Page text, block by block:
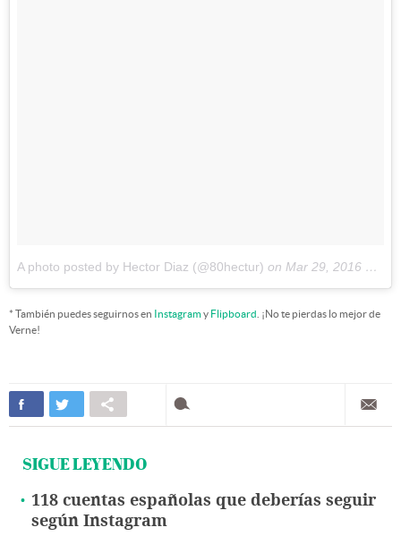
A photo posted by Hector Diaz (@80hectur) on Mar 29, 2016 at 12:44pm PDT
* También puedes seguirnos en Instagramy Flipboard . ¡No te pierdas lo mejor de
Verne!
SIGUE LEYENDO
118 cuentas españolas que deberías seguir
según Instagram